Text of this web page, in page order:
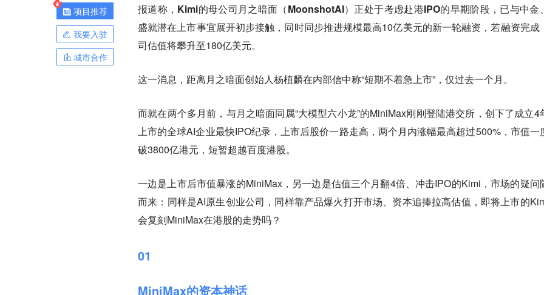
项目推荐
我要入驻
城市合作
报道称， Kimi的母公司月之暗面（MoonshotAI）正处于考虑赴港IPO的早期阶段，已与中金
盛就潜在上市事宜展开初步接触，同时同步推进规模最高10亿美元的新一轮融资，若融资完成
司估值将攀升至180亿美元。
这一消息，距离月之暗面创始人杨植麟在内部信中称“短期不着急上市”，仅过去一个月。
而就在两个多月前，与月之暗面同属“大模型六小龙”的MiniMax刚刚登陆港交所，创下了成立4
上市的全球AI企业最快IPO纪录，上市后股价一路走高，两个月内涨幅最高超过500%，市值一
破3800亿港元，短暂超越百度港股。
一边是上市后市值暴涨的MiniMax，另一边是估值三个月翻4倍、冲击IPO的Kimi，市场的疑问
而来：同样是AI原生创业公司，同样靠产品爆火打开市场、资本追捧拉高估值，即将上市的
会复刻MiniMax在港股的走势吗？
01
MiniMax的资本神话